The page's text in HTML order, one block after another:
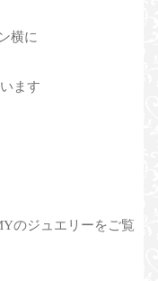
横に
ます
のジュエリーをご覧